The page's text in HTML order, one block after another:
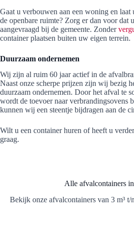
Gaat u verbouwen aan een woning en laat
de openbare ruimte? Zorg er dan voor dat
aangevraagd bij de gemeente. Zonder
container plaatsen buiten uw eigen terrein.
Duurzaam ondernemen
Wij zijn al ruim 60 jaar actief in de
Naast onze scherpe prijzen zijn wij bezig
duurzaam ondernemen. Door het afval te
wordt de toevoer naar verbrandingsovens
kunnen wij een steentje bijdragen aan de
Wilt u een container huren of heeft u
graag.
Alle afvalcontainers
Bekijk onze afvalcontainers van 3 m³ t/